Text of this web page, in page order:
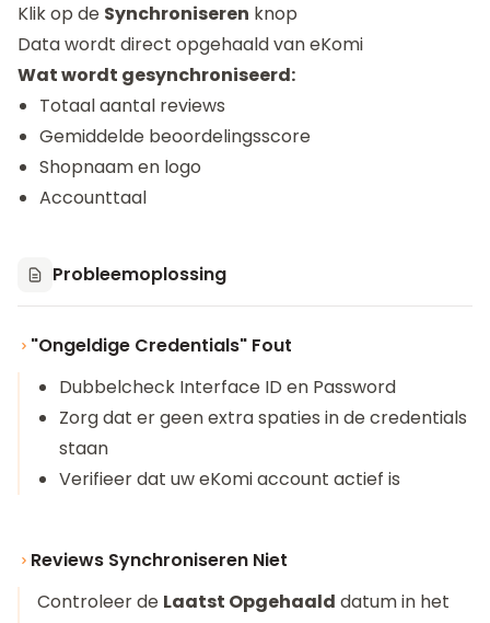
Klik op de Synchroniseren knop
Data wordt direct opgehaald van eKomi
Wat wordt gesynchroniseerd:
Totaal aantal reviews
Gemiddelde beoordelingsscore
Shopnaam en logo
Accounttaal
Probleemoplossing
"Ongeldige Credentials" Fout
Dubbelcheck Interface ID en Password
Zorg dat er geen extra spaties in de credentials
staan
Verifieer dat uw eKomi account actief is
Reviews Synchroniseren Niet
Controleer de Laatst Opgehaald datum in het